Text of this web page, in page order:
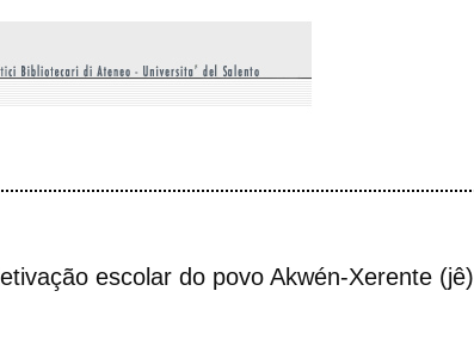
escolar do povo Akwén-Xerente (jê)